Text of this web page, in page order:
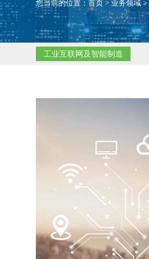
您当前的位置： 首页 > 业务领域>
工业互联网及智能制造